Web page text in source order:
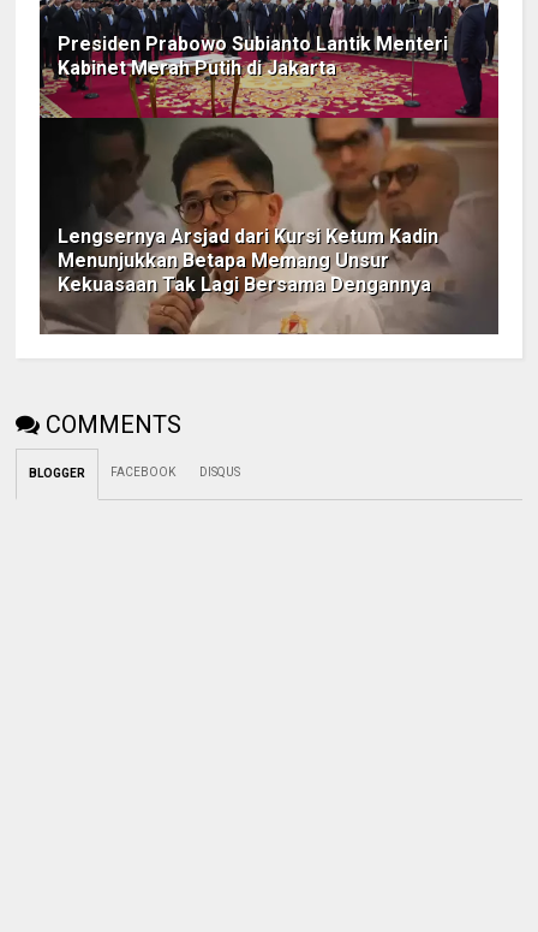
Presiden Prabowo Subianto Lantik Menteri
Kabinet Merah Putih di Jakarta
Lengsernya Arsjad dari Kursi Ketum Kadin
Menunjukkan Betapa Memang Unsur
Kekuasaan Tak Lagi Bersama Dengannya
COMMENTS
BLOGGER FACEBOOK DISQUS